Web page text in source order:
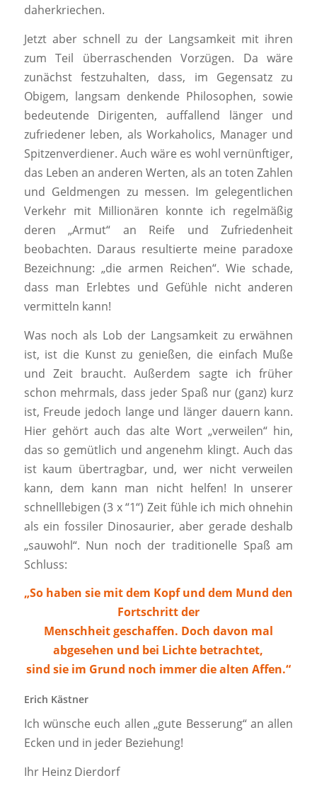
daherkriechen.
Jetzt aber schnell zu der Langsamkeit mit ihren
zum Teil überraschenden Vorzügen. Da wäre
zunächst festzuhalten, dass, im Gegensatz zu
Obigem, langsam denkende Philosophen, sowie
bedeutende Dirigenten, auffallend länger und
zufriedener leben, als Workaholics, Manager und
Spitzenverdiener. Auch wäre es wohl vernünftiger,
das Leben an anderen Werten, als an toten Zahlen
und Geldmengen zu messen. Im gelegentlichen
Verkehr mit Millionären konnte ich regelmäßig
deren „Armut“ an Reife und Zufriedenheit
beobachten. Daraus resultierte meine paradoxe
Bezeichnung: „die armen Reichen“. Wie schade,
dass man Erlebtes und Gefühle nicht anderen
vermitteln kann!
Was noch als Lob der Langsamkeit zu erwähnen
ist, ist die Kunst zu genießen, die einfach Muße
und Zeit braucht. Außerdem sagte ich früher
schon mehrmals, dass jeder Spaß nur (ganz) kurz
ist, Freude jedoch lange und länger dauern kann.
Hier gehört auch das alte Wort „verweilen“ hin,
das so gemütlich und angenehm klingt. Auch das
ist kaum übertragbar, und, wer nicht verweilen
kann, dem kann man nicht helfen! In unserer
schnelllebigen (3 x “1“) Zeit fühle ich mich ohnehin
als ein fossiler Dinosaurier, aber gerade deshalb
„sauwohl“. Nun noch der traditionelle Spaß am
Schluss:
„So haben sie mit dem Kopf und dem Mund den
Fortschritt der
Menschheit geschaffen. Doch davon mal
abgesehen und bei Lichte betrachtet,
sind sie im Grund noch immer die alten Affen.“
Erich Kästner
Ich wünsche euch allen „gute Besserung“ an allen
Ecken und in jeder Beziehung!
Ihr Heinz Dierdorf